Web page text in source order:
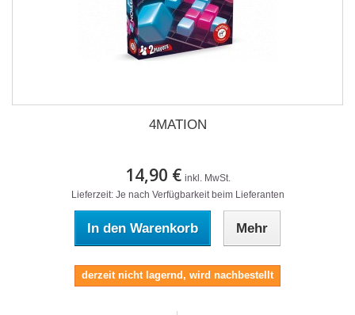
4MATION
14,90 € inkl. MwSt.
Lieferzeit: Je nach Verfügbarkeit beim Lieferanten
In den Warenkorb Mehr
derzeit nicht lagernd, wird nachbestellt